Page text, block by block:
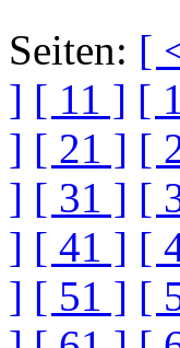
Seiten: [
] [ 11 ] [
] [ 21 ] [
] [ 31 ] [
] [ 41 ] [
] [ 51 ] [